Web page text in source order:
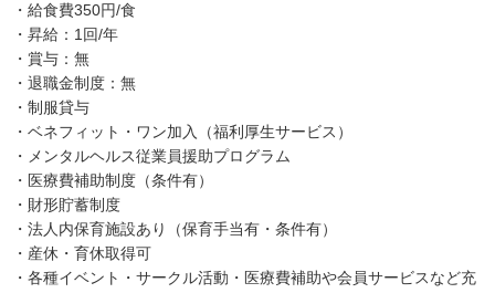
・給食費350円/食
・昇給：1回/年
・賞与：無
・退職金制度：無
・制服貸与
・ベネフィット・ワン加入（福利厚生サービス）
・メンタルヘルス従業員援助プログラム
・医療費補助制度（条件有）
・財形貯蓄制度
・法人内保育施設あり（保育手当有・条件有）
・産休・育休取得可
・各種イベント・サークル活動・医療費補助や会員サービスなど充